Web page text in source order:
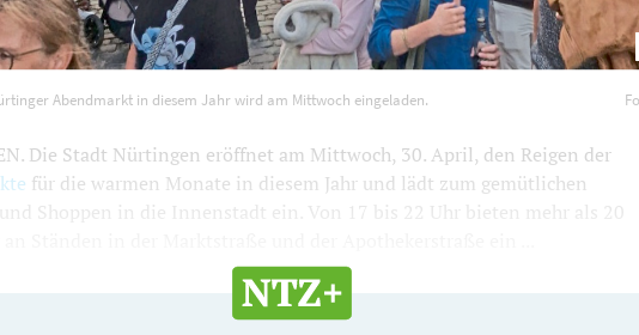
Abendmarkt in diesem Jahr wird am Mittwoch eingeladen.
Die Stadt Nürtingen eröffnet am Mittwoch, 30. April, den Reigen der
für die warmen Monate in diesem Jahr und lädt zum gemütlichen
Shoppen in die Innenstadt ein. Von 17 bis 22 Uhr bieten mehr als 20